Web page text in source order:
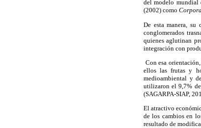
del modelo mundial
(2002) como
De esta manera, su
conglomerados
quienes aglutinan
integración con
Con esa
ellos las frutas y
medioambiental y
utilizaron el 9,7%
(SAGARPA-SIAP,
El atractivo
de los cambios en
resultado de